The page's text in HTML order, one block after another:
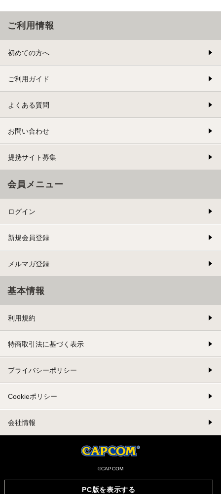
PC版を表示する
ご利用情報
初めての方へ
ご利用ガイド
よくある質問
お問い合わせ
提携サイト募集
会員メニュー
ログイン
新規会員登録
メルマガ登録
基本情報
利用規約
特商取引法に基づく表示
プライバシーポリシー
Cookieポリシー
会社情報
©CAPCOM